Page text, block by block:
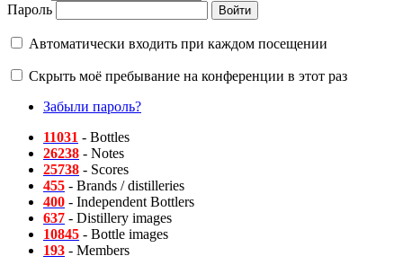
Пароль
Автоматически входить при каждом посещении
Скрыть моё пребывание на конференции в этот раз
Забыли пароль?
11031 - Bottles
26238 - Notes
25738 - Scores
455 - Brands / distilleries
400 - Independent Bottlers
637 - Distillery images
10845 - Bottle images
193 - Members